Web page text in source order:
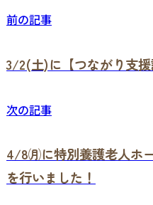
前の記事
3/2(土)に【つながり支
次の記事
4/8㈪に特別養護老人ホ
を行いました！